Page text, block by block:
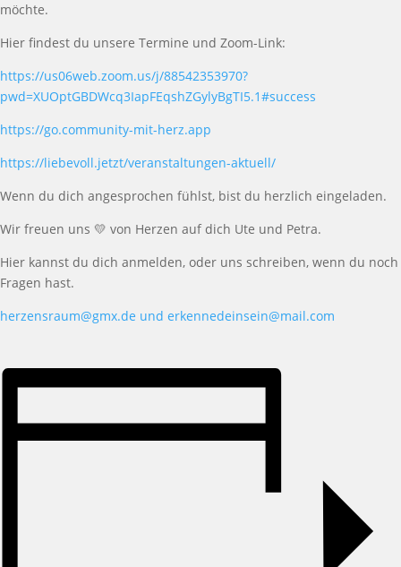
möchte.
Hier findest du unsere Termine und Zoom-Link:
https://us06web.zoom.us/j/88542353970?
pwd=XUOptGBDWcq3IapFEqshZGylyBgTI5.1#success
https://go.community-mit-herz.app
https://liebevoll.jetzt/veranstaltungen-aktuell/
Wenn du dich angesprochen fühlst, bist du herzlich eingeladen.
Wir freuen uns 💛 von Herzen auf dich Ute und Petra.
Hier kannst du dich anmelden, oder uns schreiben, wenn du noch
Fragen hast.
herzensraum@gmx.de und erkennedeinsein@mail.com